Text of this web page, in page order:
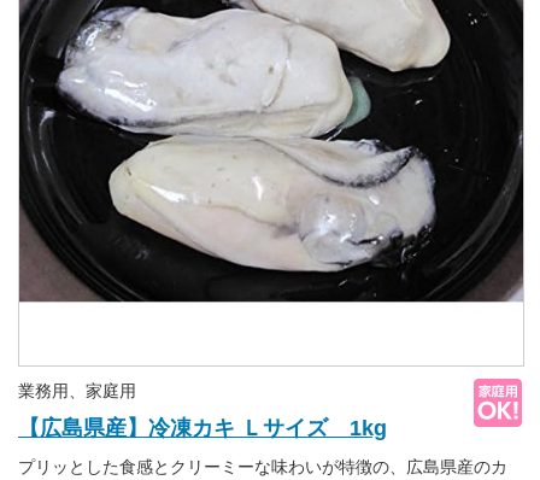
業務用、家庭用
【広島県産】冷凍カキ Ｌサイズ 1kg
プリッとした食感とクリーミーな味わいが特徴の、広島県産のカ